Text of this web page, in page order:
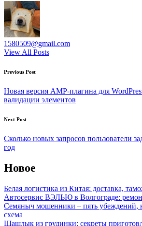
1580509@gmail.com
View All Posts
Post
navigation
Previous Post
Новая версия AMP-плагина для
валидации элементов
Next Post
Сколько новых запросов пользователи
год
Новое
Белая логистика из Китая: доставка,
Автосервис ВЭЛЬЮ в Волгограде:
Семяныч мошенники – пять убеждений,
схема
Шашлык из грудинки: секреты